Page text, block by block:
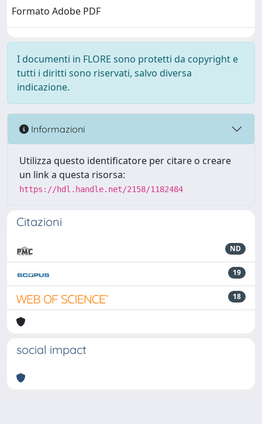
Formato Adobe PDF
I documenti in FLORE sono protetti da copyright e
tutti i diritti sono riservati, salvo diversa
indicazione.
Informazioni
Utilizza questo identificatore per citare o creare
un link a questa risorsa:
https://hdl.handle.net/2158/1182484
Citazioni
ND
19
18
social impact